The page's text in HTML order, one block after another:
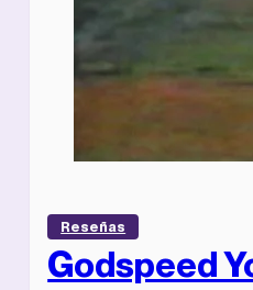
Reseñas
Godspeed